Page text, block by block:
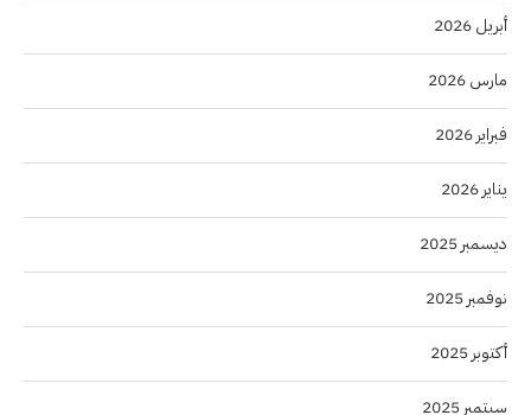
أبريل 2026
مارس 2026
فبراير 2026
يناير 2026
ديسمبر 2025
نوفمبر 2025
أكتوبر 2025
سبتمبر 2025